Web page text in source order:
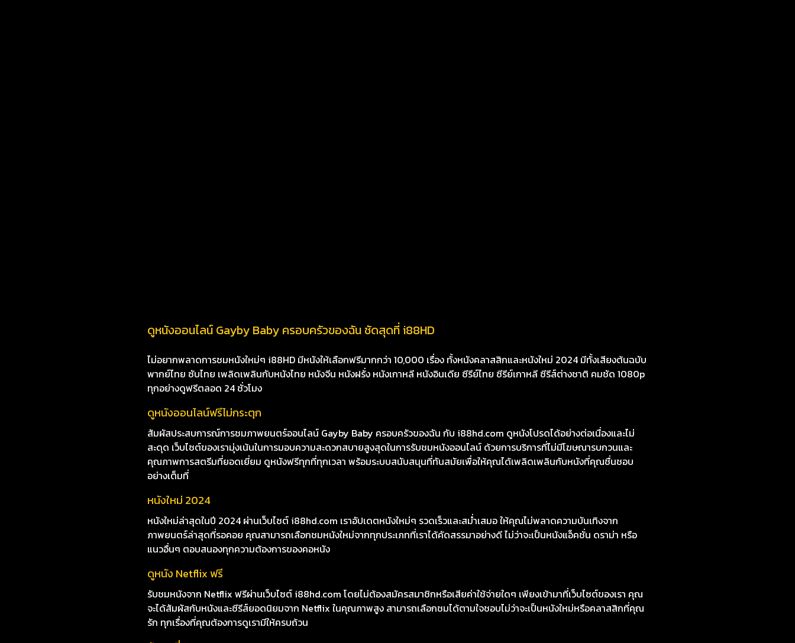
ดูหนังออนไลน์ Gayby Baby ครอบครัวของฉัน ชัดสุดที่ i88HD
ไม่อยากพลาดการชมหนังใหม่ๆ i88HD มีหนังให้เลือกฟรีมากกว่า 10,000 เรื่อง ทั้งหนังคลาสสิกและหนังใหม่ 2024 มีทั้งเสียงต้นฉบับ
พากย์ไทย ซับไทย เพลิดเพลินกับหนังไทย หนังจีน หนังฝรั่ง หนังเกาหลี หนังอินเดีย ซีรีย์ไทย ซีรีย์เกาหลี ซีรีส์ต่างชาติ คมชัด 1080p
ทุกอย่างดูฟรีตลอด 24 ชั่วโมง
ดูหนังออนไลน์ฟรีไม่กระตุก
สัมผัสประสบการณ์การชมภาพยนตร์ออนไลน์ Gayby Baby ครอบครัวของฉัน กับ i88hd.com ดูหนังโปรดได้อย่างต่อเนื่องและไม่
สะดุด เว็บไซต์ของเรามุ่งเน้นในการมอบความสะดวกสบายสูงสุดในการรับชมหนังออนไลน์ ด้วยการบริการที่ไม่มีโฆษณารบกวนและ
คุณภาพการสตรีมที่ยอดเยี่ยม ดูหนังฟรีทุกที่ทุกเวลา พร้อมระบบสนับสนุนที่ทันสมัยเพื่อให้คุณได้เพลิดเพลินกับหนังที่คุณชื่นชอบ
อย่างเต็มที่
หนังใหม่ 2024
หนังใหม่ล่าสุดในปี 2024 ผ่านเว็บไซต์ i88hd.com เราอัปเดตหนังใหม่ๆ รวดเร็วและสม่ำเสมอ ให้คุณไม่พลาดความบันเทิงจาก
ภาพยนตร์ล่าสุดที่รอคอย คุณสามารถเลือกชมหนังใหม่จากทุกประเภทที่เราได้คัดสรรมาอย่างดี ไม่ว่าจะเป็นหนังแอ็คชั่น ดราม่า หรือ
แนวอื่นๆ ตอบสนองทุกความต้องการของคอหนัง
ดูหนัง Netflix ฟรี
รับชมหนังจาก Netflix ฟรีผ่านเว็บไซต์ i88hd.com โดยไม่ต้องสมัครสมาชิกหรือเสียค่าใช้จ่ายใดๆ เพียงเข้ามาที่เว็บไซต์ของเรา คุณ
จะได้สัมผัสกับหนังและซีรีส์ยอดนิยมจาก Netflix ในคุณภาพสูง สามารถเลือกชมได้ตามใจชอบไม่ว่าจะเป็นหนังใหม่หรือคลาสสิกที่คุณ
รัก ทุกเรื่องที่คุณต้องการดูเรามีให้ครบถ้วน